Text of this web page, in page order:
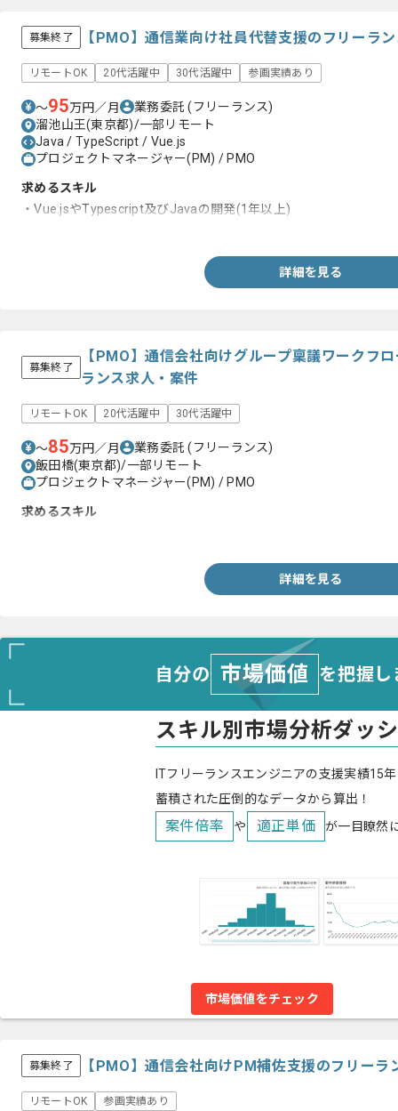
募集終了 【PMO】通信業向け社員代替支援のフリーラ
リモートOK 20代活躍中 30代活躍中 参画実績あり
〜95万円／月 業務委託(フリーランス)
溜池山王(東京都)/一部リモート
Java / TypeScript / Vue.js
プロジェクトマネージャー(PM) / PMO
求めるスキル
・Vue.jsやTypescript及びJavaの開発(1年以上)
詳細を見る
募集終了
【PMO】通信会社向けグループ稟議ワークフ
ランス求人・案件
リモートOK 20代活躍中 30代活躍中
〜85万円／月 業務委託(フリーランス)
飯田橋(東京都)/一部リモート
プロジェクトマネージャー(PM) / PMO
求めるスキル
詳細を見る
自分の 市場価値 を把握
スキル別市場分析ダッ
ITフリーランスエンジニアの支援実績15
蓄積された圧倒的なデータから算出！
案件倍率 や 適正単価 が一目瞭然
市場価値をチェック
募集終了 【PMO】通信会社向けPM補佐支援のフリーラ
リモートOK 参画実績あり